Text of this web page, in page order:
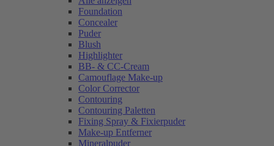
Foundation
Concealer
Puder
Blush
Highlighter
BB- & CC-Cream
Camouflage Make-up
Color Corrector
Contouring
Contouring Paletten
Fixing Spray & Fixierpuder
Make-up Entferner
Mineralpuder